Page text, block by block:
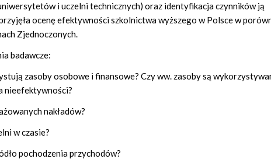
i uczelni technicznych) oraz identyfikacja czynników ją
ocenę efektywności szkolnictwa wyższego w Polsce w
Zjednoczonych.
badawcze:
zasoby osobowe i finansowe? Czy ww. zasoby są
nieefektywności?
nakładów?
w czasie?
pochodzenia przychodów?